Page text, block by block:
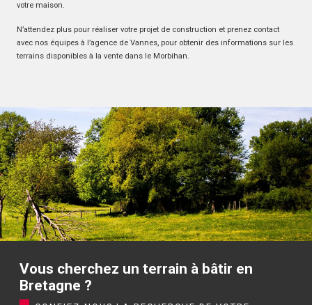
votre maison.
N’attendez plus pour réaliser votre projet de construction et prenez contact
avec nos équipes à l’agence de Vannes, pour obtenir des informations sur les
terrains disponibles à la vente dans le Morbihan.
Vous cherchez un terrain à bâtir en
Bretagne ?